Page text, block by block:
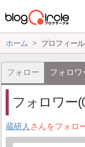
ホーム プロフィール
フォロー フォロワ
フォロワー
蔵研人 さんをフォロ